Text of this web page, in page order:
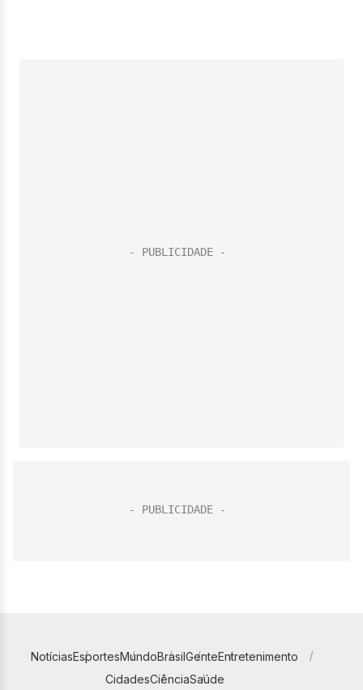
NotíciasEsportesMundoBrasilGenteEntretenimento
CidadesCiênciaSaúde